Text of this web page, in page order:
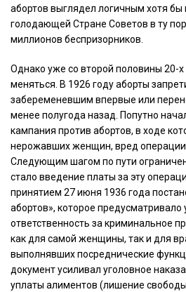
абортов выглядел логичным хотя бы
голодающей Стране Советов в ту
миллионов беспризорников.
Однако уже со второй половины 20-х
меняться. В 1926 году аборты
забеременевшим впервые или
менее полугода назад. Попутно
кампания против абортов, в ходе
нерожавших женщин, вред операции
Следующим шагом по пути
стало введение платы за эту
принятием 27 июня 1936 года
абортов», которое предусматривало
ответственность за криминальное
как для самой женщины, так и для
выполнявших посреднические
документ усиливал уголовное
уплаты алиментов (лишение